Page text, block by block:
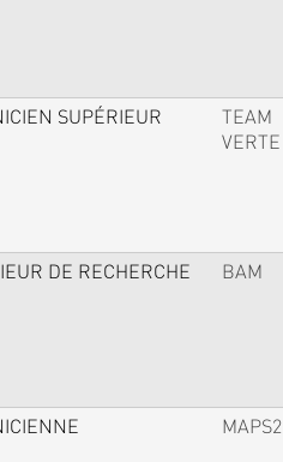
SUPÉRIEUR
TEAM
VERTE
DE RECHERCHE BAM
MAPS2